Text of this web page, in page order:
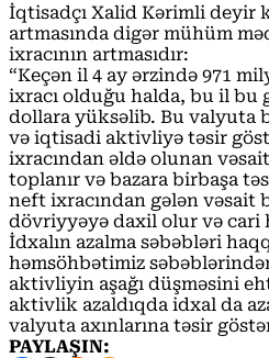
İqtisadçı Xalid Kərimli deyir
artmasında digər mühüm
ixracının artmasıdır:
“Keçən il 4 ay ərzində 971
ixracı olduğu halda, bu il bu
dollara yüksəlib. Bu valyuta
və iqtisadi aktivliyə təsir
ixracından əldə olunan
toplanır və bazara birbaşa
neft ixracından gələn vəsait
dövriyyəyə daxil olur və cari
İdxalın azalma səbəbləri
həmsöhbətimiz
aktivliyin aşağı düşməsini
aktivlik azaldıqda idxal da
valyuta axınlarına təsir
PAYLAŞIN: